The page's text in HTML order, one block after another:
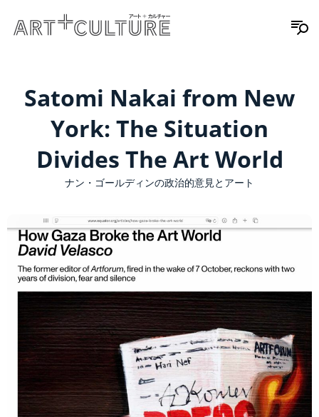
Satomi Nakai from New
York: The Situation
Divides The Art World
ナン・ゴールディンの政治的意見とアート